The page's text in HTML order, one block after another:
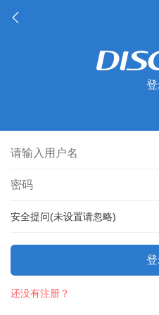
安全提问(未设置请忽略)
还没有注册？